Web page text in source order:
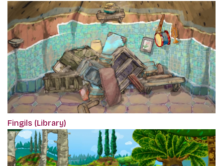
Fingils (Library)